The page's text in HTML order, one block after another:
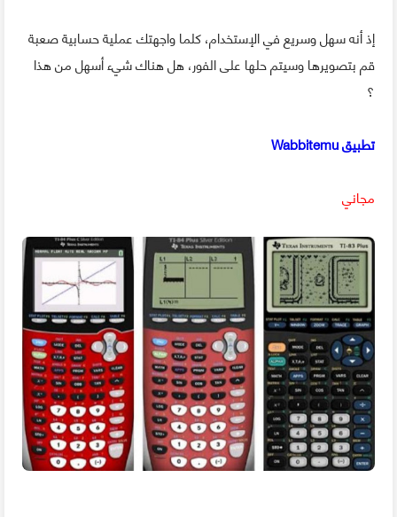
إذ أنه سهل وسريع في الإستخدام، كلما واجهتك عملية حسابية صعبة
قم بتصويرها وسيتم حلها على الفور، هل هناك شيء أسهل من هذا
؟
تطبيق Wabbitemu
مجاني